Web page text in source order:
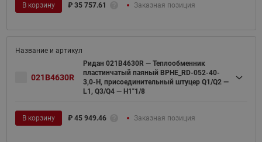
В корзину ₽ 35 757.61 Заказная позиция
021B4630R
Ридан 021B4630R — Теплообменник
пластинчатый паяный BPHE_RD-052-40-
3,0-H, присоединительный штуцер Q1/Q2 —
L1, Q3/Q4 — H1"1/8
В корзину ₽ 45 949.46 Заказная позиция